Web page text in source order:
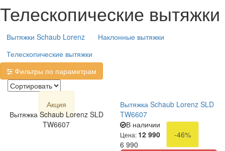
Телескопические вытяжки
Вытяжки Schaub Lorenz
Наклонные вытяжки
Телескопические вытяжки
Фильтры по параметрам
Акция
Вытяжка Schaub Lorenz SLD
TW6607
Вытяжка Schaub Lorenz SLD
TW6607
В наличии
Цена: 12 990
-46%
6 990